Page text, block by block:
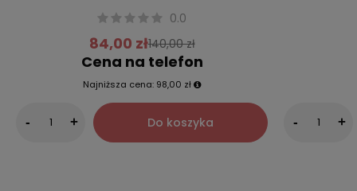
0.0
84,00 zł140,00 zł
Cena na telefon
Najniższa cena: 98,00 zł
- + Do koszyka - +